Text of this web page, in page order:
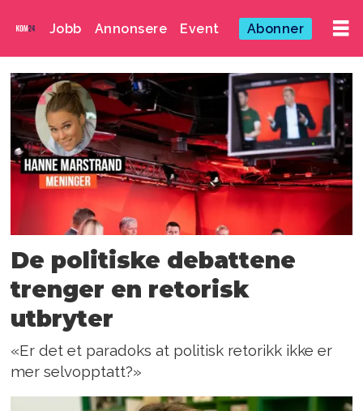
Jobb Annonsere Event Abonner
Emne:
hanne
marstrand
De politiske debattene
trenger en retorisk
utbryter
«Er det et paradoks at politisk retorikk ikke er
mer selvopptatt?»